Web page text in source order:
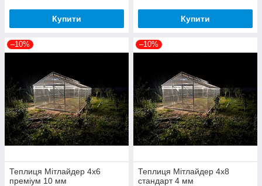
Купити Купити
–10%
Теплиця Мітлайдер 4х6
преміум 10 мм
–10%
Теплиця Мітлайдер 4х8
стандарт 4 мм